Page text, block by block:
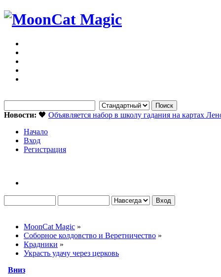
Новости: 🖤 Объявляется набор в школу гадания на картах
Начало
Вход
Регистрация
MoonCat Magic »
Соборное колдовство и Веретничество »
Крадники »
Украсть удачу через церковь
Вниз